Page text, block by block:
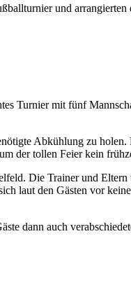
und
Turnier mit fünf
Abkühlung zu holen.
der tollen Feier kein
Die Trainer und Eltern
laut den Gästen vor
dann auch